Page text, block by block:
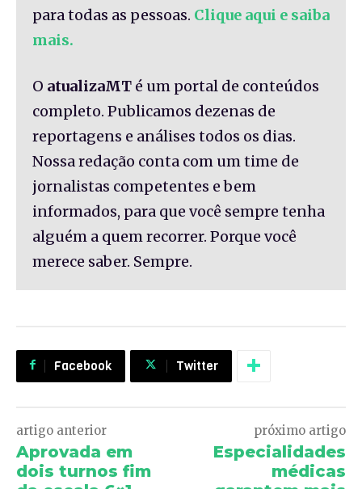
para todas as pessoas. Clique aqui e saiba
mais.
O atualizaMT é um portal de conteúdos
completo. Publicamos dezenas de
reportagens e análises todos os dias.
Nossa redação conta com um time de
jornalistas competentes e bem
informados, para que você sempre tenha
alguém a quem recorrer. Porque você
merece saber. Sempre.
Facebook Twitter
artigo anterior
Aprovada em
dois turnos fim
próximo artigo
Especialidades
médicas